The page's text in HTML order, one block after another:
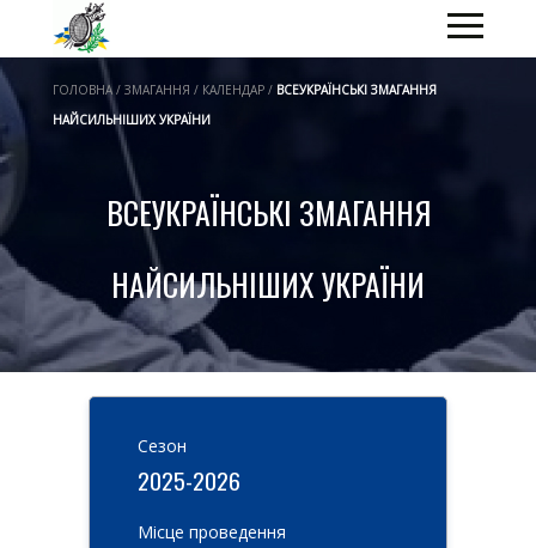
ГОЛОВНА / ЗМАГАННЯ / КАЛЕНДАР / ВСЕУКРАЇНСЬКІ ЗМАГАННЯ
НАЙСИЛЬНІШИХ УКРАЇНИ
ВСЕУКРАЇНСЬКІ ЗМАГАННЯ
НАЙСИЛЬНІШИХ УКРАЇНИ
Cезон
2025-2026
Місце проведення